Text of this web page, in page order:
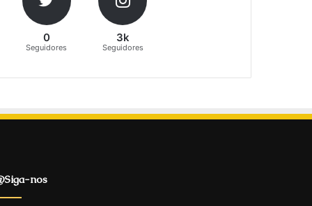
0
Seguidores
3k
Seguidores
nos